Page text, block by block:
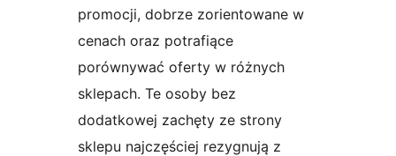
promocji, dobrze zorientowane w
cenach oraz potrafiące
porównywać oferty w różnych
sklepach. Te osoby bez
dodatkowej zachęty ze strony
sklepu najczęściej rezygnują z